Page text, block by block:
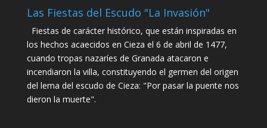
Las Fiestas del Escudo "La Invasión"
Fiestas de carácter histórico, que están inspiradas en
los hechos acaecidos en Cieza el 6 de abril de 1477,
cuando tropas nazaríes de Granada atacaron e
incendiaron la villa, constituyendo el germen del origen
del lema del escudo de Cieza: "Por pasar la puente nos
dieron la muerte".